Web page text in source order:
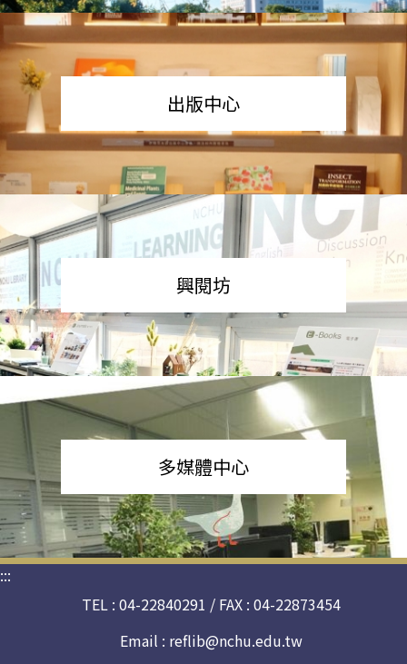
出版中心
興閱坊
多媒體中心
:::
TEL : 04-22840291 / FAX : 04-22873454
Email : reflib@nchu.edu.tw